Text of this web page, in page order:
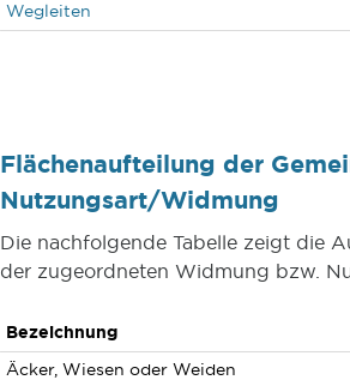
Wegleiten
Flächenaufteilung der
Nutzungsart/Widmung
Die nachfolgende Tabelle zeigt die
der zugeordneten Widmung bzw.
Bezeichnung
Äcker, Wiesen oder Weiden